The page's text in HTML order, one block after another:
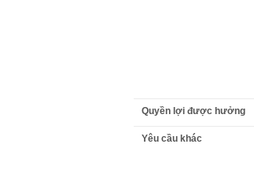
Quyền lợi được hưởng
Yêu cầu khác